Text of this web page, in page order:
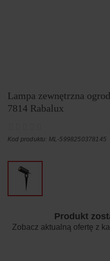
Lampa zewnętrzna
7814 Rabalux
Kod produktu: ML-5998250378145
Produkt
Zobacz aktualną ofertę z